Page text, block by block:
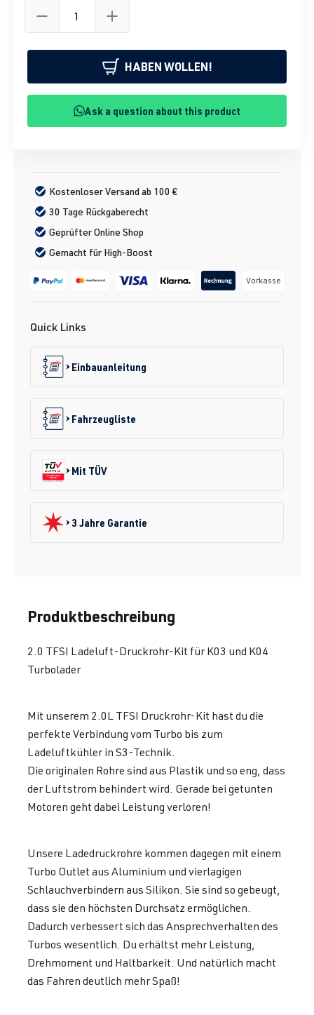
HABEN WOLLEN!
Ask a question about this product
Kostenloser Versand ab 100 €
30 Tage Rückgaberecht
Geprüfter Online Shop
Gemacht für High-Boost
Vorkasse
Quick Links
Einbauanleitung
Fahrzeugliste
Mit TÜV
3 Jahre Garantie
Produktbeschreibung
2.0 TFSI Ladeluft-Druckrohr-Kit für K03 und K04
Turbolader
Mit unserem 2.0L TFSI Druckrohr-Kit hast du die
perfekte Verbindung vom Turbo bis zum
Ladeluftkühler in S3-Technik.
Die originalen Rohre sind aus Plastik und so eng, dass
der Luftstrom behindert wird. Gerade bei getunten
Motoren geht dabei Leistung verloren!
Unsere Ladedruckrohre kommen dagegen mit einem
Turbo Outlet aus Aluminium und vierlagigen
Schlauchverbindern aus Silikon. Sie sind so gebeugt,
dass sie den höchsten Durchsatz ermöglichen.
Dadurch verbessert sich das Ansprechverhalten des
Turbos wesentlich. Du erhältst mehr Leistung,
Drehmoment und Haltbarkeit. Und natürlich macht
das Fahren deutlich mehr Spaß!